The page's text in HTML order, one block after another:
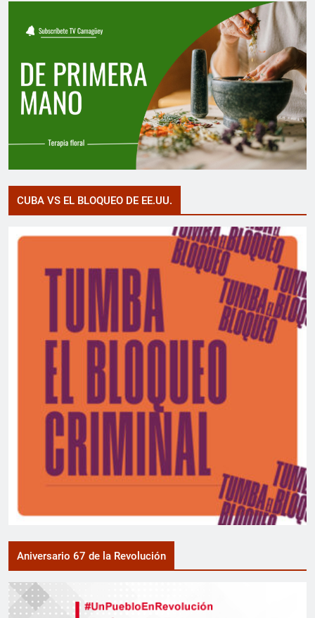
CUBA VS EL BLOQUEO DE EE.UU.
Aniversario 67 de la Revolución